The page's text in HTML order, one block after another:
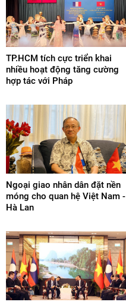
TP.HCM tích cực triển khai
nhiều hoạt động tăng cường
hợp tác với Pháp
Ngoại giao nhân dân đặt nền
móng cho quan hệ Việt Nam -
Hà Lan